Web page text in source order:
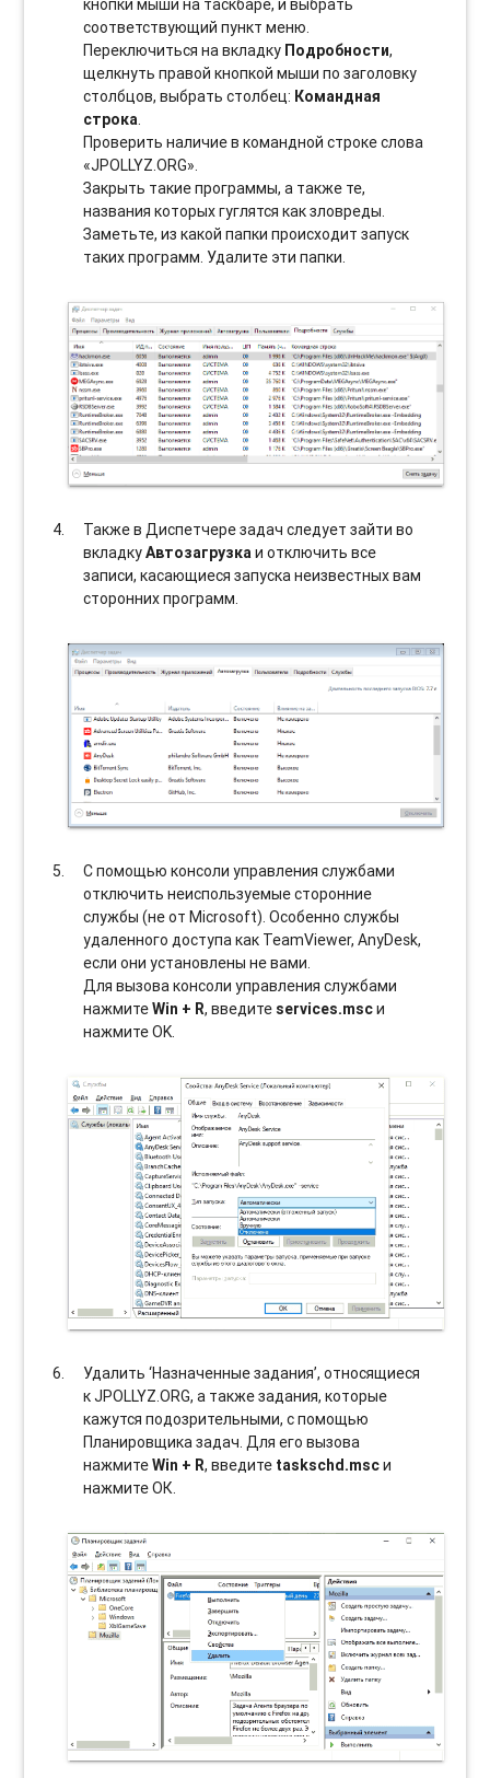
кнопки мыши на таскбаре, и выбрать
соотвeтствующий пункт меню.
Переключиться на вкладку Подробности,
щелкнуть правой кнопкой мыши по заголовку
столбцов, выбрать столбец: Командная
строка.
Проверить наличие в командной строке слова
«JPOLLYZ.ORG».
Закрыть такие программы, а также те,
названия которых гуглятся как зловреды.
Заметьте, из какой папки происходит запуск
таких программ. Удалите эти папки.
Также в Диспетчере задач следует зайти во
вкладкуАвтозагрузкаи отключить все
записи, касающиеся запуска неизвестных вам
сторонних программ.
С помощью консоли управления службами
отключить неиспользуемые сторонние
службы (не от Microsoft). Особенно службы
удаленного доступа как TeamViewer, AnyDesk,
если они установлены не вами.
Для вызова консоли управления службами
нажмитеWin + R, введите services.mscи
нажмите OK.
Удалить ‘Назначенные задания’, относящиеся
к JPOLLYZ.ORG, а также задания, которые
кажутся подозрительными, с помощью
Планировщика задач. Для его вызова
нажмитеWin + R, введите taskschd.mscи
нажмите ОК.